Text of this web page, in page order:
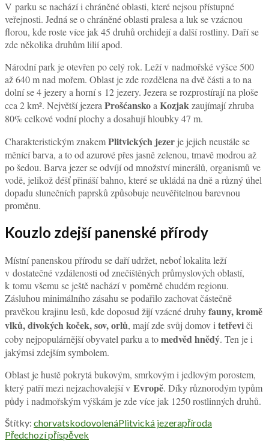
V parku se nachází i chráněné oblasti, které nejsou přístupné
veřejnosti. Jedná se o chráněné oblasti pralesa a luk se vzácnou
florou, kde roste více jak 45 druhů orchidejí a další rostliny. Daří se
zde několika druhům lilií apod.
Národní park je otevřen po celý rok. Leží v nadmořské výšce 500
až 640 m nad mořem. Oblast je zde rozdělena na dvě části a to na
dolní se 4 jezery a horní s 12 jezery. Jezera se rozprostírají na ploše
cca 2 km². Největší jezera Prošćanskoa Kozjak zaujímají zhruba
80% celkové vodní plochy a dosahují hloubky 47 m.
Charakteristickým znakemPlitvických jezer je jejich neustále se
měnící barva, a to od azurové přes jasně zelenou, tmavě modrou až
po šedou. Barva jezer se odvíjí od množství minerálů, organismů ve
vodě, jelikož déšť přináší bahno, které se ukládá na dně a různý úhel
dopadu slunečních paprsků způsobuje neuvěřitelnou barevnou
proměnu.
Kouzlo zdejší panenské přírody
Místní panenskou přírodu se daří udržet, neboť lokalita leží
v dostatečné vzdálenosti od znečištěných průmyslových oblastí,
k tomu všemu se ještě nachází v poměrně chudém regionu.
Zásluhou minimálního zásahu se podařilo zachovat částečně
pravěkou krajinu lesů, kde doposud žijí vzácné druhyfauny, kromě
vlků, divokých koček, sov, orlů, mají zde svůj domov i tetřeviči
coby nejpopulárnější obyvatel parku a tomedvěd hnědý. Ten je i
jakýmsi zdejším symbolem.
Oblast je hustě pokrytá bukovým, smrkovým i jedlovým porostem,
který patří mezi nejzachovalejší v Evropě. Díky různorodým typům
půdy i nadmořským výškám je zde více jak 1250 rostlinných druhů.
Štítky: chorvatskodovolenáPlitvická jezerapříroda
Předchozí příspěvek